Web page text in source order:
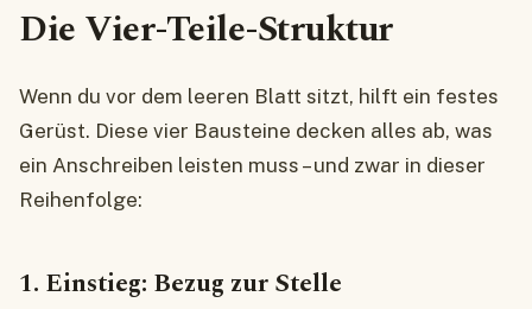
Die Vier-Teile-Struktur
Wenn du vor dem leeren Blatt sitzt, hilft ein festes
Gerüst. Diese vier Bausteine decken alles ab, was
ein Anschreiben leisten muss – und zwar in dieser
Reihenfolge:
1. Einstieg: Bezug zur Stelle